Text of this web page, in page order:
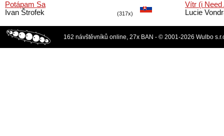
Potápam Sa
Ivan Štrofek
(317x)
Vítr (i Need
Lucie
162 návštěvníků online, 27x BAN - © 2001-2026 Wulbo